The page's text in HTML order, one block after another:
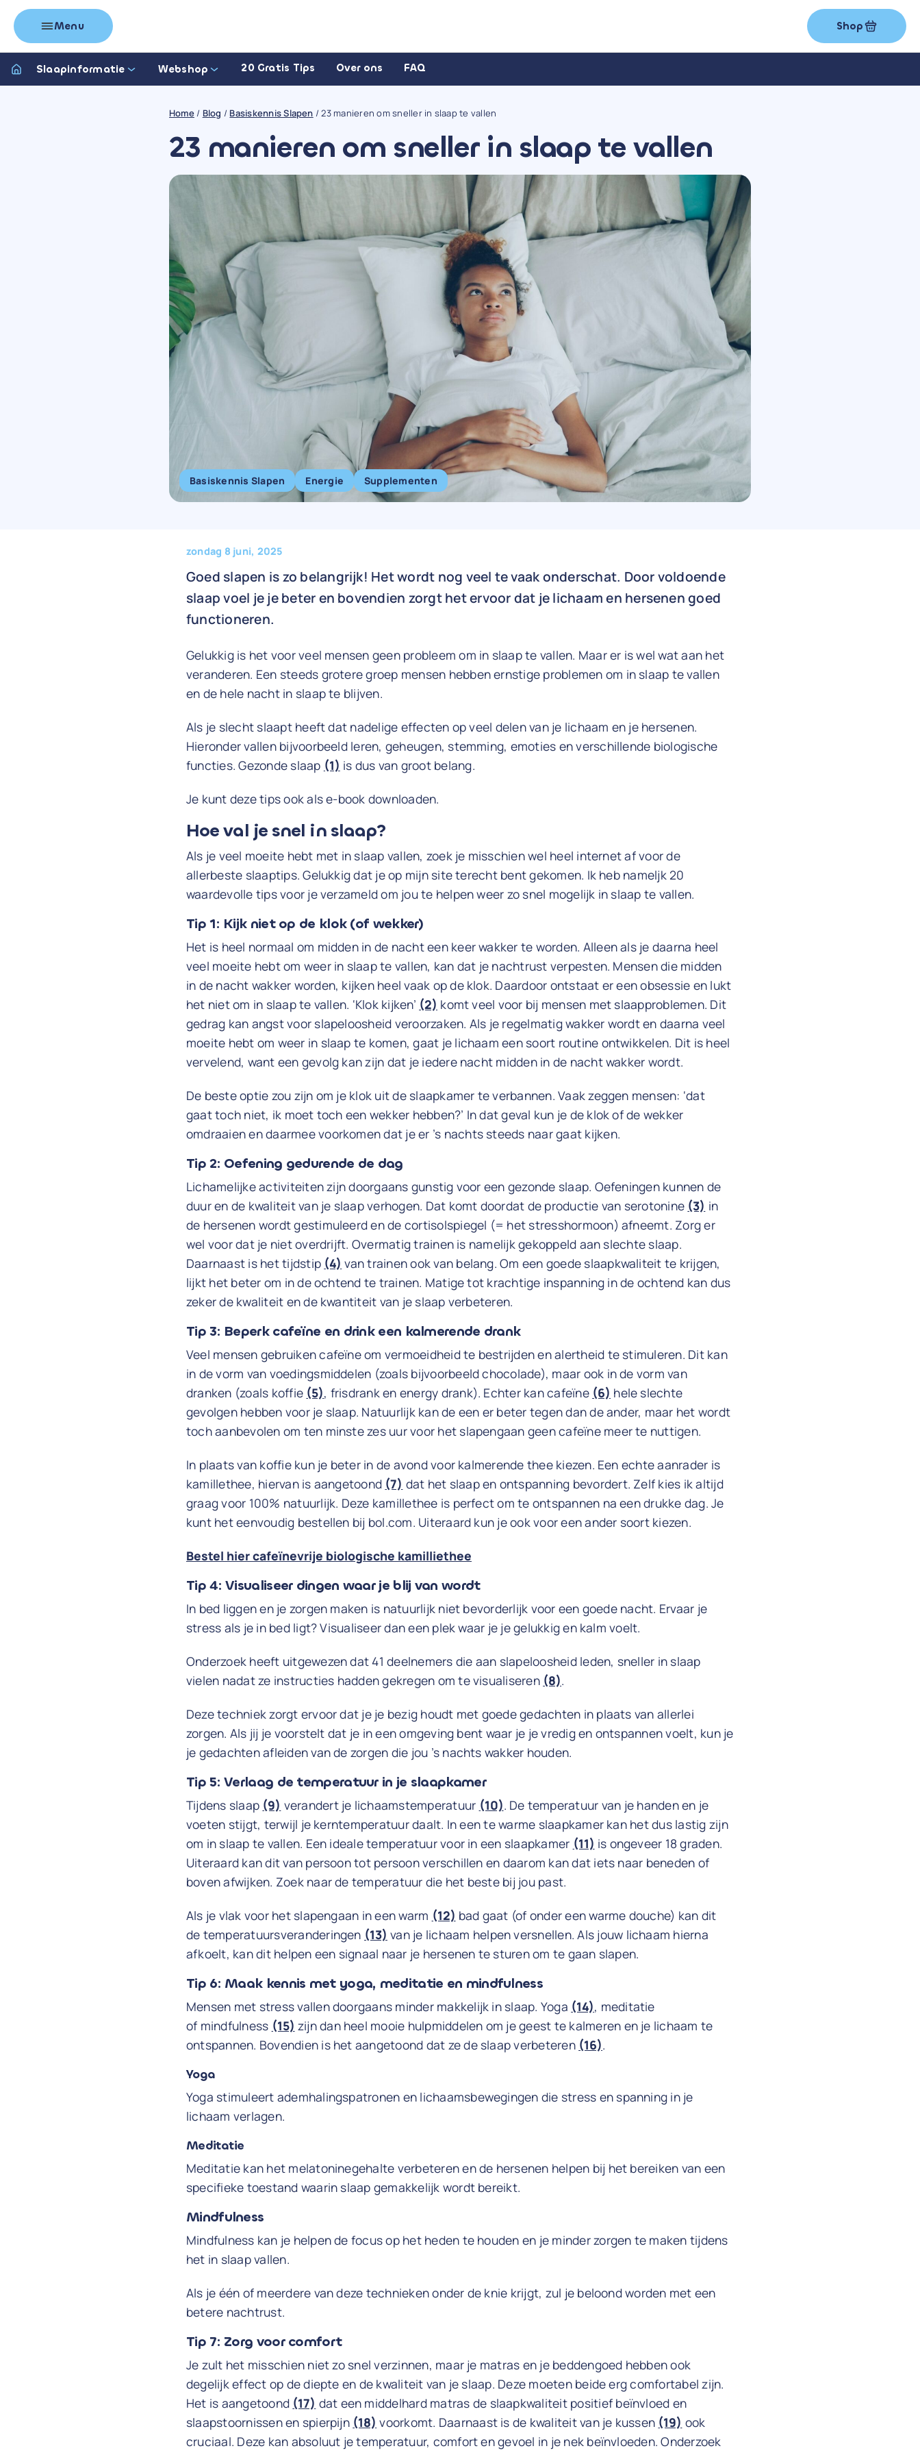
Menu Shop
Slaapinformatie Webshop 20 Gratis Tips Over ons FAQ
Home/ Blog / Basiskennis Slapen /23 manieren om sneller in slaap te vallen
23 manieren om sneller in slaap te vallen
Basiskennis Slapen Energie Supplementen
zondag 8 juni, 2025
Goed slapen is zo belangrijk! Het wordt nog veel te vaak onderschat. Door voldoende
slaap voel je je beter en bovendien zorgt het ervoor dat je lichaam en hersenen goed
functioneren.
Gelukkig is het voor veel mensen geen probleem om in slaap te vallen. Maar er is wel wat aan het
veranderen. Een steeds grotere groep mensen hebben ernstige problemen om in slaap te vallen
en de hele nacht in slaap te blijven.
Als je slecht slaapt heeft dat nadelige effecten op veel delen van je lichaam en je hersenen.
Hieronder vallen bijvoorbeeld leren, geheugen, stemming, emoties en verschillende biologische
functies. Gezonde slaap (1) is dus van groot belang.
Je kunt deze tips ook als e-book downloaden.
Hoe val je snel in slaap?
Als je veel moeite hebt met in slaap vallen, zoek je misschien wel heel internet af voor de
allerbeste slaaptips. Gelukkig dat je op mijn site terecht bent gekomen. Ik heb nameljk 20
waardevolle tips voor je verzameld om jou te helpen weer zo snel mogelijk in slaap te vallen.
Tip 1: Kijk niet op de klok (of wekker)
Het is heel normaal om midden in de nacht een keer wakker te worden. Alleen als je daarna heel
veel moeite hebt om weer in slaap te vallen, kan dat je nachtrust verpesten. Mensen die midden
in de nacht wakker worden, kijken heel vaak op de klok. Daardoor ontstaat er een obsessie en lukt
het niet om in slaap te vallen. ‘Klok kijken’ (2) komt veel voor bij mensen met slaapproblemen. Dit
gedrag kan angst voor slapeloosheid veroorzaken. Als je regelmatig wakker wordt en daarna veel
moeite hebt om weer in slaap te komen, gaat je lichaam een soort routine ontwikkelen. Dit is heel
vervelend, want een gevolg kan zijn dat je iedere nacht midden in de nacht wakker wordt.
De beste optie zou zijn om je klok uit de slaapkamer te verbannen. Vaak zeggen mensen: ‘dat
gaat toch niet, ik moet toch een wekker hebben?’ In dat geval kun je de klok of de wekker
omdraaien en daarmee voorkomen dat je er ’s nachts steeds naar gaat kijken.
Tip 2: Oefening gedurende de dag
Lichamelijke activiteiten zijn doorgaans gunstig voor een gezonde slaap. Oefeningen kunnen de
duur en de kwaliteit van je slaap verhogen. Dat komt doordat de productie van serotonine (3) in
de hersenen wordt gestimuleerd en de cortisolspiegel (= het stresshormoon) afneemt. Zorg er
wel voor dat je niet overdrijft. Overmatig trainen is namelijk gekoppeld aan slechte slaap.
Daarnaast is het tijdstip (4) van trainen ook van belang. Om een goede slaapkwaliteit te krijgen,
lijkt het beter om in de ochtend te trainen. Matige tot krachtige inspanning in de ochtend kan dus
zeker de kwaliteit en de kwantiteit van je slaap verbeteren.
Tip 3: Beperk cafeïne en drink een kalmerende drank
Veel mensen gebruiken cafeïne om vermoeidheid te bestrijden en alertheid te stimuleren. Dit kan
in de vorm van voedingsmiddelen (zoals bijvoorbeeld chocolade), maar ook in de vorm van
dranken (zoals koffie (5), frisdrank en energy drank). Echter kan cafeïne (6) hele slechte
gevolgen hebben voor je slaap. Natuurlijk kan de een er beter tegen dan de ander, maar het wordt
toch aanbevolen om ten minste zes uur voor het slapengaan geen cafeïne meer te nuttigen.
In plaats van koffie kun je beter in de avond voor kalmerende thee kiezen. Een echte aanrader is
kamillethee, hiervan is aangetoond (7) dat het slaap en ontspanning bevordert. Zelf kies ik altijd
graag voor 100% natuurlijk. Deze kamillethee is perfect om te ontspannen na een drukke dag. Je
kunt het eenvoudig bestellen bij bol.com. Uiteraard kun je ook voor een ander soort kiezen.
Bestel hier cafeïnevrije biologische kamilliethee
Tip 4: Visualiseer dingen waar je blij van wordt
In bed liggen en je zorgen maken is natuurlijk niet bevorderlijk voor een goede nacht. Ervaar je
stress als je in bed ligt? Visualiseer dan een plek waar je je gelukkig en kalm voelt.
Onderzoek heeft uitgewezen dat 41 deelnemers die aan slapeloosheid leden, sneller in slaap
vielen nadat ze instructies hadden gekregen om te visualiseren (8).
Deze techniek zorgt ervoor dat je je bezig houdt met goede gedachten in plaats van allerlei
zorgen. Als jij je voorstelt dat je in een omgeving bent waar je je vredig en ontspannen voelt, kun je
je gedachten afleiden van de zorgen die jou ’s nachts wakker houden.
Tip 5: Verlaag de temperatuur in je slaapkamer
Tijdens slaap (9) verandert je lichaamstemperatuur (10). De temperatuur van je handen en je
voeten stijgt, terwijl je kerntemperatuur daalt. In een te warme slaapkamer kan het dus lastig zijn
om in slaap te vallen. Een ideale temperatuur voor in een slaapkamer (11) is ongeveer 18 graden.
Uiteraard kan dit van persoon tot persoon verschillen en daarom kan dat iets naar beneden of
boven afwijken. Zoek naar de temperatuur die het beste bij jou past.
Als je vlak voor het slapengaan in een warm (12) bad gaat (of onder een warme douche) kan dit
de temperatuursveranderingen (13) van je lichaam helpen versnellen. Als jouw lichaam hierna
afkoelt, kan dit helpen een signaal naar je hersenen te sturen om te gaan slapen.
Tip 6: Maak kennis met yoga, meditatie en mindfulness
Mensen met stress vallen doorgaans minder makkelijk in slaap. Yoga (14), meditatie
of mindfulness (15) zijn dan heel mooie hulpmiddelen om je geest te kalmeren en je lichaam te
ontspannen. Bovendien is het aangetoond dat ze de slaap verbeteren (16).
Yoga
Yoga stimuleert ademhalingspatronen en lichaamsbewegingen die stress en spanning in je
lichaam verlagen.
Meditatie
Meditatie kan het melatoninegehalte verbeteren en de hersenen helpen bij het bereiken van een
specifieke toestand waarin slaap gemakkelijk wordt bereikt.
Mindfulness
Mindfulness kan je helpen de focus op het heden te houden en je minder zorgen te maken tijdens
het in slaap vallen.
Als je één of meerdere van deze technieken onder de knie krijgt, zul je beloond worden met een
betere nachtrust.
Tip 7: Zorg voor comfort
Je zult het misschien niet zo snel verzinnen, maar je matras en je beddengoed hebben ook
degelijk effect op de diepte en de kwaliteit van je slaap. Deze moeten beide erg comfortabel zijn.
Het is aangetoond (17) dat een middelhard matras de slaapkwaliteit positief beïnvloed en
slaapstoornissen en spierpijn (18) voorkomt. Daarnaast is de kwaliteit van je kussen (19) ook
cruciaal. Deze kan absoluut je temperatuur, comfort en gevoel in je nek beïnvloeden. Onderzoek